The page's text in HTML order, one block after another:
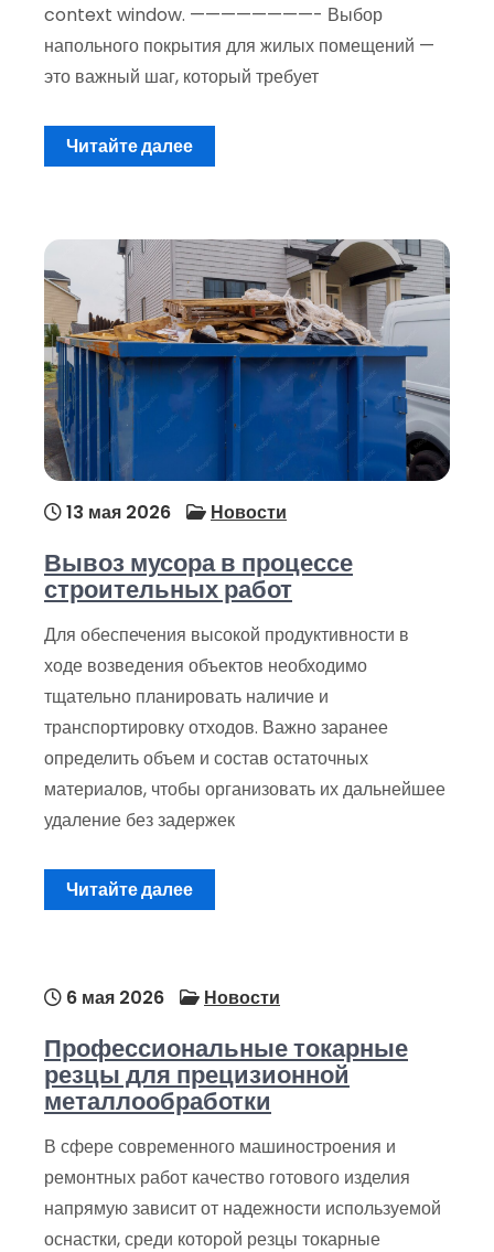
context window. ————————- Выбор
напольного покрытия для жилых помещений —
это важный шаг, который требует
Читайте далее
13 мая 2026 Новости
Вывоз мусора в процессе
строительных работ
Для обеспечения высокой продуктивности в
ходе возведения объектов необходимо
тщательно планировать наличие и
транспортировку отходов. Важно заранее
определить объем и состав остаточных
материалов, чтобы организовать их дальнейшее
удаление без задержек
Читайте далее
6 мая 2026 Новости
Профессиональные токарные
резцы для прецизионной
металлообработки
В сфере современного машиностроения и
ремонтных работ качество готового изделия
напрямую зависит от надежности используемой
оснастки, среди которой резцы токарные